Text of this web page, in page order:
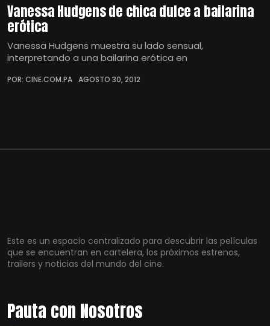
Vanessa Hudgens de chica dulce a bailarina
erótica
Vanessa Hudgens muestra su lado sensual,
interpretando a una bailarina erótica en
POR: CINE.COM.PA AGOSTO 30, 2012
Este es un espacio centralizado para descubrir las películas
que se encuentran en cartelera, los próximos estrenos,
trailers y noticias del mundo del cine.
Pauta con Nosotros